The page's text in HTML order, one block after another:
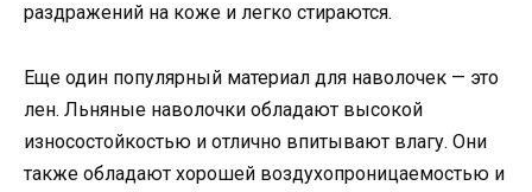
раздражений на коже и легко стираются.
Еще один популярный материал для наволочек — это
лен. Льняные наволочки обладают высокой
износостойкостью и отлично впитывают влагу. Они
также обладают хорошей воздухопроницаемостью и